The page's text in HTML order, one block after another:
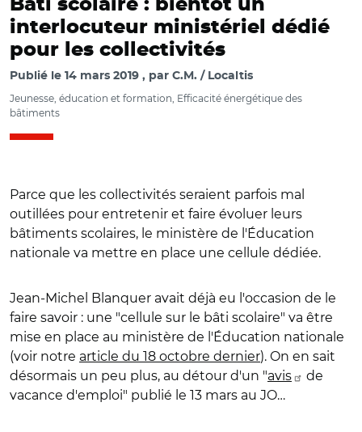
Bâti scolaire : bientôt un
interlocuteur ministériel dédié
pour les collectivités
Publié le 14 mars 2019 par C.M. / Localtis
Jeunesse, éducation et formation, Efficacité énergétique des
bâtiments
Parce que les collectivités seraient parfois mal
outillées pour entretenir et faire évoluer leurs
bâtiments scolaires, le ministère de l'Éducation
nationale va mettre en place une cellule dédiée.
Jean-Michel Blanquer avait déjà eu l'occasion de le
faire savoir : une "cellule sur le bâti scolaire" va être
mise en place au ministère de l'Éducation nationale
(voir notre article du 18 octobre dernier). On en sait
désormais un peu plus, au détour d'un "avis
de
vacance d'emploi" publié le 13 mars au JO…